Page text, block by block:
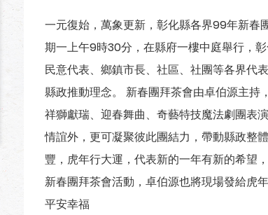
一元復始，萬象更新，彰化縣各界99年新
期一上午9時30分，在縣府一樓中庭舉行，
民意代表、鄉鎮市長、社區、社團等各界代
縣政推動理念。 新春團拜茶會由卓伯源主持
祥獅獻瑞、迎春舞曲、奇藝特技魔法劇團表
情誼外，更可凝聚彼此團結力，帶動縣政整
豐，虎年行大運，代表新的一年有新的希望
新春團拜茶會活動，卓伯源也將現場發給虎
平安幸福